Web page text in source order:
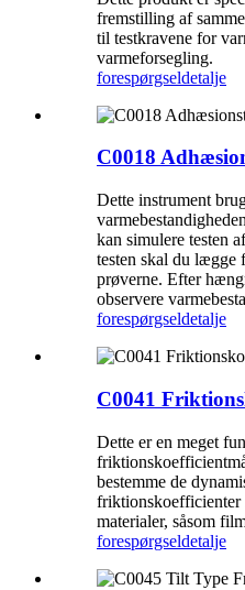
fremstilling af
til testkravene for
varmeforsegling.
forespørgseldetalje
C0018
Dette instrument
kan simulere testen
testen skal du lægge
prøverne. Efter
observere
forespørgseldetalje
C0041
Dette er en meget
bestemme de
materialer, såsom
forespørgseldetalje